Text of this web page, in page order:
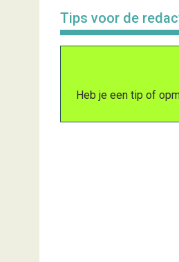
Tips voor de
Heb je een tip of